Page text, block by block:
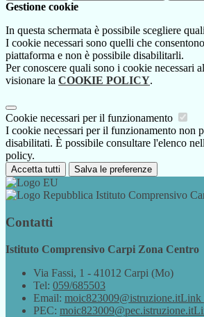
Gestione cookie
In questa schermata è possibile scegliere
I cookie necessari sono quelli che
piattaforma e non è possibile disabilitarli.
Per conoscere quali sono i cookie necessari
visionare la COOKIE POLICY.
Cookie necessari per il funzionamento
I cookie necessari per il funzionamento non
disabilitati. È possibile consultare l'elenco
policy.
Accetta tutti Salva le preferenze
Istituto Comprensivo
Contatti
Istituto Comprensivo Carpi Zona Centro
Via Fassi, 1 - 41012 Carpi (Mo)
Tel: 059/685503
Email: moic823009@istruzione.itLink
PEC: moic823009@pec.istruzione.it